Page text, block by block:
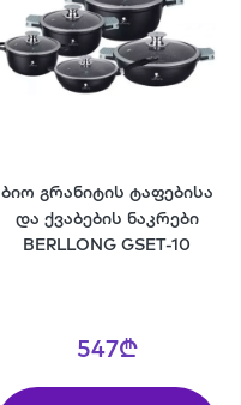
ბიო გრანიტის ტაფებისა
და ქვაბების ნაკრები
BERLLONG GSET-10
547₾